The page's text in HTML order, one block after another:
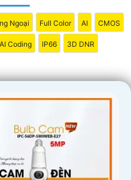
Ngoại Full Color AI CMOS
AI Coding IP66 3D DNR